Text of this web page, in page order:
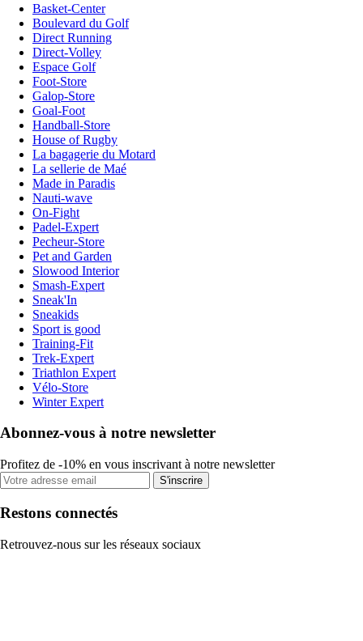
Basket-Center
Boulevard du Golf
Direct Running
Direct-Volley
Espace Golf
Foot-Store
Galop-Store
Goal-Foot
Handball-Store
House of Rugby
La bagagerie du Motard
La sellerie de Maé
Made in Paradis
Nauti-wave
On-Fight
Padel-Expert
Pecheur-Store
Pet and Garden
Slowood Interior
Smash-Expert
Sneak'In
Sneakids
Sport is good
Training-Fit
Trek-Expert
Triathlon Expert
Vélo-Store
Winter Expert
Abonnez-vous à notre newsletter
Profitez de -10% en vous inscrivant à notre newsletter
S'inscrire
Restons connectés
Retrouvez-nous sur les réseaux sociaux